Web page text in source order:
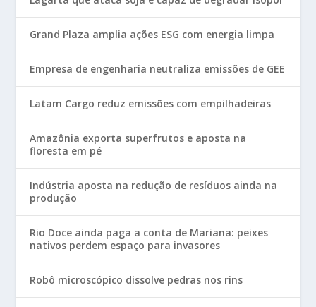
Grand Plaza amplia ações ESG com energia limpa
Empresa de engenharia neutraliza emissões de GEE
Latam Cargo reduz emissões com empilhadeiras
Amazônia exporta superfrutos e aposta na
floresta em pé
Indústria aposta na redução de resíduos ainda na
produção
Rio Doce ainda paga a conta de Mariana: peixes
nativos perdem espaço para invasores
Robô microscópico dissolve pedras nos rins